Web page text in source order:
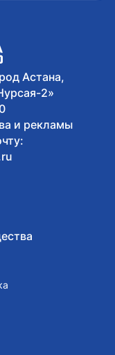
День Абая
Астана,
2»
и рекламы